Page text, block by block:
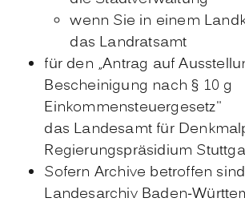
wenn Sie in einem
das Landratsamt
für den „Antrag auf
Bescheinigung nach § 10 g
Einkommensteuergesetz"
das Landesamt für
Regierungspräsidium
Sofern Archive betroffen
Landesarchiv Baden-